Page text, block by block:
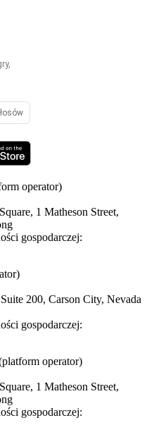
operator)
1 Matheson Street,
gospodarczej:
200, Carson City, Nevada
gospodarczej:
operator)
1 Matheson Street,
gospodarczej: